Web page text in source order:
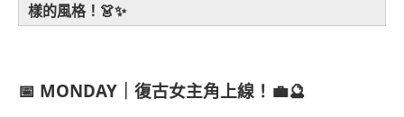
樣的風格！👗✨
📅 MONDAY｜復古女主角上線！💼🔮